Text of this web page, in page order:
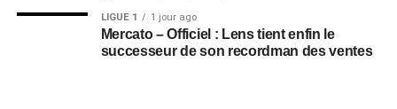
LIGUE 1 1 jour ago
Mercato – Officiel : Lens tient enfin le
successeur de son recordman des ventes